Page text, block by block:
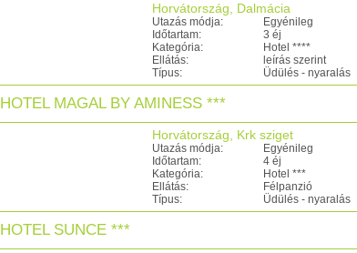
Horvátország, Dalmácia
Utazás módja:
Egyénileg
Időtartam:
3 éj
Kategória:
Hotel ****
Ellátás:
leírás szerint
Típus:
Üdülés - nyaralás
HOTEL MAGAL BY AMINESS ***
Horvátország, Krk sziget
Utazás módja:
Egyénileg
Időtartam:
4 éj
Kategória:
Hotel ***
Ellátás:
Félpanzió
Típus:
Üdülés - nyaralás
HOTEL SUNCE ***